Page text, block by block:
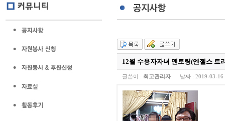
12월 수용자자녀 멘토링(엔젤스 트
글쓴이 : 최고관리자 날짜 : 2019-03-16